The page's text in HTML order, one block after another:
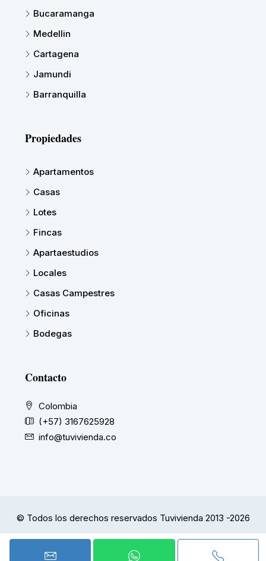
Bucaramanga
Medellin
Cartagena
Jamundi
Barranquilla
Propiedades
Apartamentos
Casas
Lotes
Fincas
Apartaestudios
Locales
Casas Campestres
Oficinas
Bodegas
Contacto
Colombia
(+57) 3167625928
info@tuvivienda.co
© Todos los derechos reservados Tuvivienda 2013 -2026